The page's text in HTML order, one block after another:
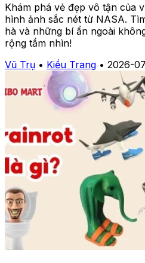
Khám phá vẻ đẹp vô tận của
hình ảnh sắc nét từ NASA.
hà và những bí ẩn ngoài
rộng tầm nhìn!
Vũ Trụ • Kiều Trang • 2026-